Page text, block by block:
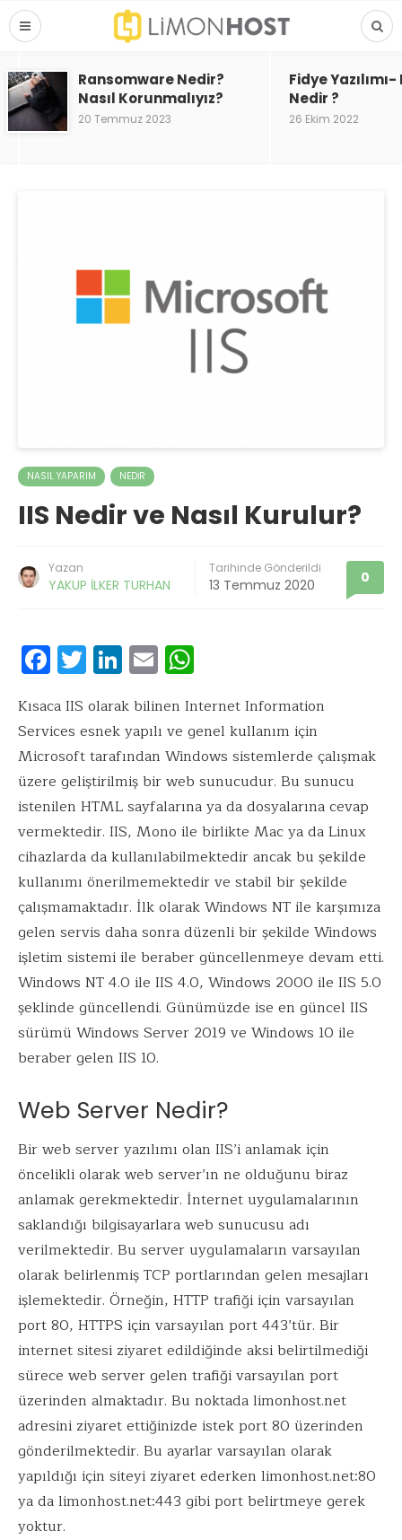
Ransomware Nedir?
Nasıl Korunmalıyız?
20 Temmuz 2023
Fidye
Nedir ?
26 Ekim 2022
NASIL YAPARIM NEDIR
IIS Nedir ve Nasıl Kurulur?
Yazan
YAKUP İLKER TURHAN
Tarihinde Gönderildi
13 Temmuz 2020 0
F
ac
e
b
o
o
k
T
w
it
te
r
Li
n
k
e
dI
n
E
m
ai
l
at
s
A
p
p
Kısaca IIS olarak bilinen Internet Information
Services esnek yapılı ve genel kullanım için
Microsoft tarafından Windows sistemlerde çalışmak
üzere geliştirilmiş bir web sunucudur. Bu sunucu
istenilen HTML sayfalarına ya da dosyalarına cevap
vermektedir. IIS, Mono ile birlikte Mac ya da Linux
cihazlarda da kullanılabilmektedir ancak bu şekilde
kullanımı önerilmemektedir ve stabil bir şekilde
çalışmamaktadır. İlk olarak Windows NT ile karşımıza
gelen servis daha sonra düzenli bir şekilde Windows
işletim sistemi ile beraber güncellenmeye devam etti.
Windows NT 4.0 ile IIS 4.0, Windows 2000 ile IIS 5.0
şeklinde güncellendi. Günümüzde ise en güncel IIS
sürümü Windows Server 2019 ve Windows 10 ile
beraber gelen IIS 10.
Web Server Nedir?
Bir web server yazılımı olan IIS’i anlamak için
öncelikli olarak web server’ın ne olduğunu biraz
anlamak gerekmektedir. İnternet uygulamalarının
saklandığı bilgisayarlara web sunucusu adı
verilmektedir. Bu server uygulamaların varsayılan
olarak belirlenmiş TCP portlarından gelen mesajları
işlemektedir. Örneğin, HTTP trafiği için varsayılan
port 80, HTTPS için varsayılan port 443’tür. Bir
internet sitesi ziyaret edildiğinde aksi belirtilmediği
sürece web server gelen trafiği varsayılan port
üzerinden almaktadır. Bu noktadalimonhost.net
adresini ziyaret ettiğinizde istek port 80 üzerinden
gönderilmektedir. Bu ayarlar varsayılan olarak
yapıldığı için siteyi ziyaret ederken limonhost.net:80
ya dalimonhost.net:443 gibi port belirtmeye gerek
yoktur.